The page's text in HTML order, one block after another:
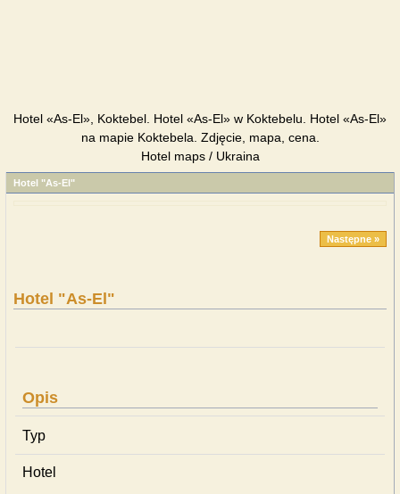
Hotel «As-El», Koktebel. Hotel «As-El» w Koktebelu. Hotel «As-El»
na mapie Koktebela. Zdjęcie, mapa, cena.
Hotel maps / Ukraina
Hotel "As-El"
Następne »
Hotel "As-El"
Opis
Typ
Hotel